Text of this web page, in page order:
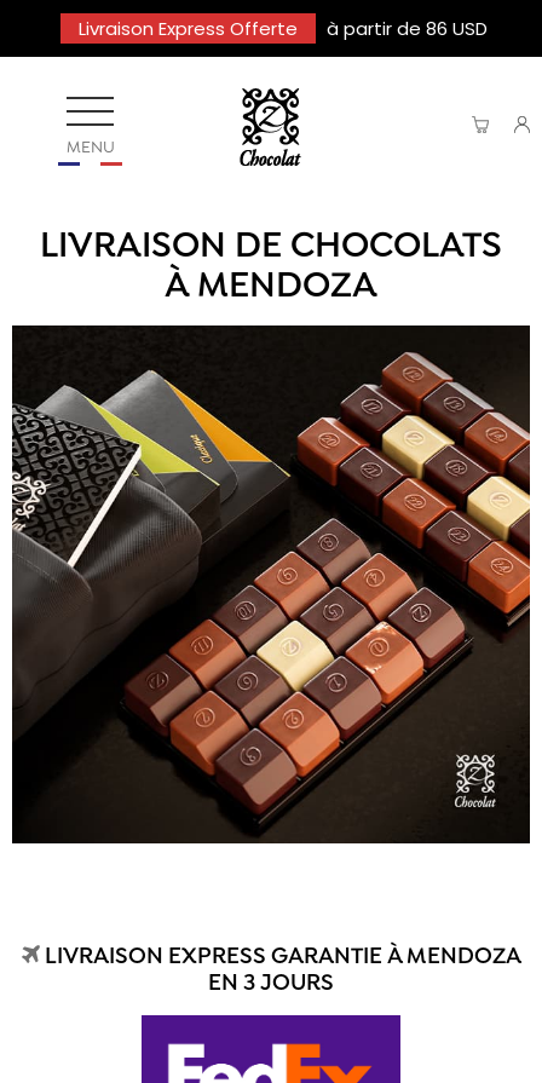
Livraison Express Offerte à partir de 86 USD
MENU
LIVRAISON DE CHOCOLATS
À MENDOZA
LIVRAISON EXPRESS GARANTIE À MENDOZA
EN 3 JOURS